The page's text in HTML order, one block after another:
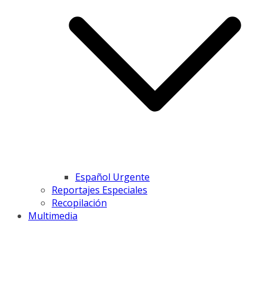
Español Urgente
Reportajes Especiales
Recopilación
Multimedia